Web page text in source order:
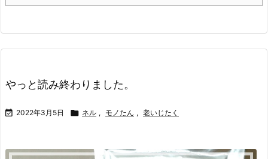
やっと読み終わりました。
 2022年3月5日  ネル , モノたん , 老いじたく